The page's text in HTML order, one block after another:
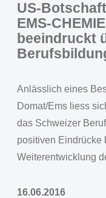
US-
EMS-
beeindruckt
Anlässlich eines
Domat/Ems liess
das Schweizer
positiven Eindrücke
Weiterentwicklung
16.06.2016